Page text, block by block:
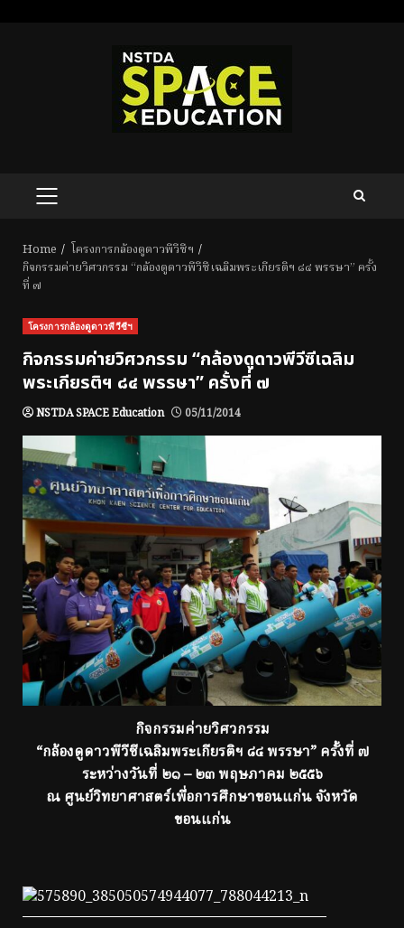
PRIMARY
Home
โครงการกล้องดูดาวพีวีซีฯ
กิจกรรมค่ายวิศวกรรม “กล้องดูดาวพีวีซีเฉลิมพระเกียรติฯ ๘๔ พรรษา” ครั้ง
ที่ ๗
โครงการกล้องดูดาวพีวีซีฯ
กิจกรรมค่ายวิศวกรรม “กล้องดูดาวพีวีซีเฉลิม
พระเกียรติฯ ๘๔ พรรษา” ครั้งที่ ๗
NSTDA SPACE Education 05/11/2014
กิจกรรมค่ายวิศวกรรม
“กล้องดูดาวพีวีซีเฉลิมพระเกียรติฯ ๘๔ พรรษา” ครั้งที่ ๗
ระหว่างวันที่ ๒๑ – ๒๓ พฤษภาคม ๒๕๕๖
ณ ศูนย์วิทยาศาสตร์เพื่อการศึกษาขอนแก่น จังหวัด
ขอนแก่น